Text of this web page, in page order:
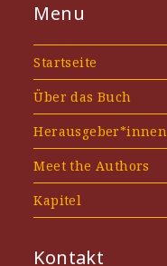
Menu
Startseite
Über das Buch
Herausgeber*innen
Meet the Authors
Kapitel
Kontakt